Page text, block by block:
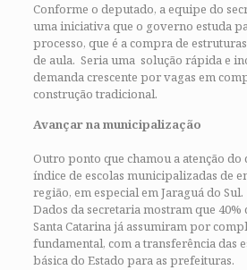
Conforme o deputado, a equipe do
uma iniciativa que o governo estuda
processo, que é a compra de
de aula. Seria uma solução rápida e
demanda crescente por vagas em
construção tradicional.
Avançar na municipalização
Outro ponto que chamou a atenção
índice de escolas municipalizadas de
região, em especial em Jaraguá do Sul.
Dados da secretaria mostram que
Santa Catarina já assumiram por
fundamental, com a transferência das
básica do Estado para as prefeituras.